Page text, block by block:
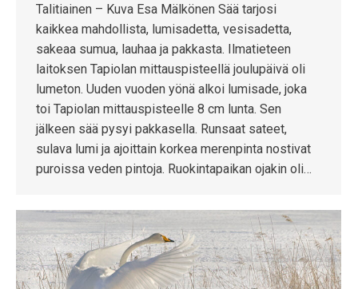
Talitiainen – Kuva Esa Mälkönen Sää tarjosi
kaikkea mahdollista, lumisadetta, vesisadetta,
sakeaa sumua, lauhaa ja pakkasta. Ilmatieteen
laitoksen Tapiolan mittauspisteellä joulupäivä oli
lumeton. Uuden vuoden yönä alkoi lumisade, joka
toi Tapiolan mittauspisteelle 8 cm lunta. Sen
jälkeen sää pysyi pakkasella. Runsaat sateet,
sulava lumi ja ajoittain korkea merenpinta nostivat
puroissa veden pintoja. Ruokintapaikan ojakin oli…